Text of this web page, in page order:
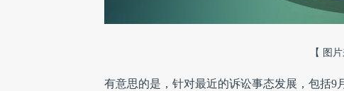
【 图
有意思的是，针对最近的诉讼事态发展，包括9